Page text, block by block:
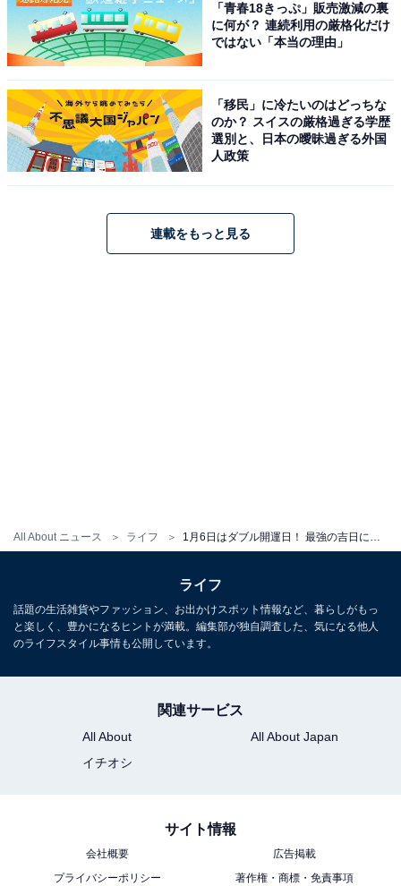
All About ニュース ライフ
最強開運日にやってはいけないこと
「一粒万倍日」に始めて大きくなっていくのは、良いこ
とだけではありません。望まないこともみるみる膨らん
でいってしまいます。
に物事をやめたり、中止したりするのは避けた方がいい
とされています。何かをやめる場合は「手放す」のに良
・退職
・何かを終わらせること
【おすすめ記事】
「青春18きっぷ」販売激減の裏
に何が？ 連続利用の厳格化だけ
ではない「本当の理由」
「移民」に冷たいのはどっちな
のか？ スイスの厳格過ぎる学歴
選別と、日本の曖昧過ぎる外国
人政策
連載をもっと見る
ライフ
話題の生活雑貨やファッション、お出かけスポット情報など、暮らしがもっ
と楽しく、豊かになるヒントが満載。編集部が独自調査した、気になる他人
のライフスタイル事情も公開しています。
関連サービス
All About
All About Japan
イチオシ
サイト情報
会社概要
広告掲載
プライバシーポリシー
著作権・商標・免責事項